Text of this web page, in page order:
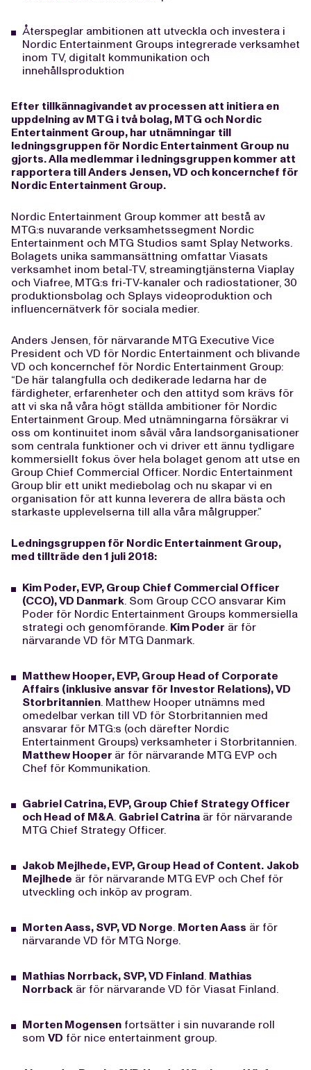
Återspeglar ambitionen att utveckla och investera i
Nordic Entertainment Groups integrerade verksamhet
inom TV, digitalt kommunikation och
innehållsproduktion
Efter tillkännagivandet av processen att initiera en
uppdelning av MTG i två bolag, MTG och Nordic
Entertainment Group, har utnämningar till
ledningsgruppen för Nordic Entertainment Group nu
gjorts. Alla medlemmar i ledningsgruppen kommer att
rapportera till Anders Jensen, VD och koncernchef för
Nordic Entertainment Group.
Nordic Entertainment Group kommer att bestå av
MTG:s nuvarande verksamhetssegment Nordic
Entertainment och MTG Studios samt Splay Networks.
Bolagets unika sammansättning omfattar Viasats
verksamhet inom betal-TV, streamingtjänsterna Viaplay
och Viafree, MTG:s fri-TV-kanaler och radiostationer, 30
produktionsbolag och Splays videoproduktion och
influencernätverk för sociala medier.
Anders Jensen, för närvarande MTG Executive Vice
President och VD för Nordic Entertainment och blivande
VD och koncernchef för Nordic Entertainment Group:
“De här talangfulla och dedikerade ledarna har de
färdigheter, erfarenheter och den attityd som krävs för
att vi ska nå våra högt ställda ambitioner för Nordic
Entertainment Group. Med utnämningarna försäkrar vi
oss om kontinuitet inom såväl våra landsorganisationer
som centrala funktioner och vi driver ett ännu tydligare
kommersiellt fokus över hela bolaget genom att utse en
Group Chief Commercial Officer. Nordic Entertainment
Group blir ett unikt mediebolag och nu skapar vi en
organisation för att kunna leverera de allra bästa och
starkaste upplevelserna till alla våra målgrupper.”
Ledningsgruppen för Nordic Entertainment Group,
med tillträde den 1 juli 2018:
Kim Poder, EVP, Group Chief Commercial Officer
(CCO), VD Danmark. Som Group CCO ansvarar Kim
Poder för Nordic Entertainment Groups kommersiella
strategi och genomförande. Kim Poder är för
närvarande VD för MTG Danmark.
Matthew Hooper, EVP, Group Head of Corporate
Affairs (inklusive ansvar för Investor Relations), VD
Storbritannien. Matthew Hooper utnämns med
omedelbar verkan till VD för Storbritannien med
ansvarar för MTG:s (och därefter Nordic
Entertainment Groups) verksamheter i Storbritannien.
Matthew Hooper är för närvarande MTG EVP och
Chef för Kommunikation.
Gabriel Catrina, EVP, Group Chief Strategy Officer
och Head of M&A. Gabriel Catrina är för närvarande
MTG Chief Strategy Officer.
Jakob Mejlhede, EVP, Group Head of Content. Jakob
Mejlhede är för närvarande MTG EVP och Chef för
utveckling och inköp av program.
Morten Aass, SVP, VD Norge. Morten Aass är för
närvarande VD för MTG Norge.
Mathias Norrback, SVP, VD Finland. Mathias
Norrback är för närvarande VD för Viasat Finland.
Morten Mogensen fortsätter i sin nuvarande roll
som VD för nice entertainment group.